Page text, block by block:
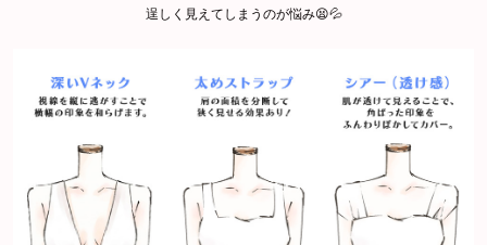
逞しく見えてしまうのが悩み😫💦